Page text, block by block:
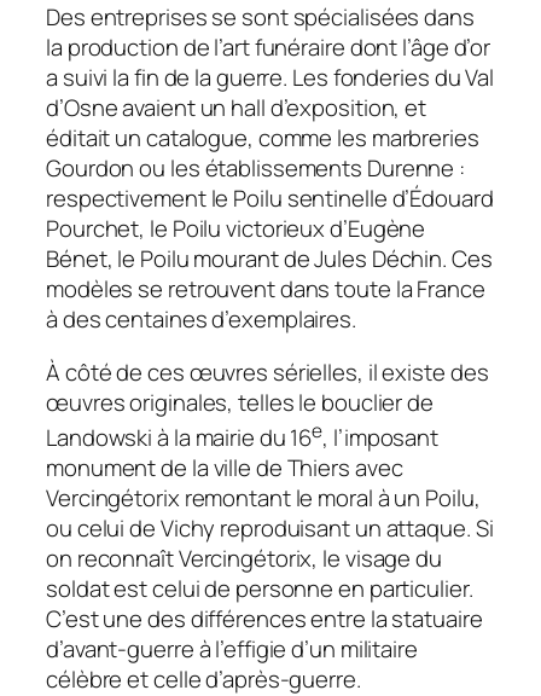
Des entreprises se sont spécialisées dans
la production de l’art funéraire dont l’âge d’or
a suivi la fin de la guerre. Les fonderies du Val
d’Osne avaient un hall d’exposition, et
éditait un catalogue, comme les marbreries
Gourdon ou les établissements Durenne :
respectivementle Poilu sentinelled’Édouard
Pourchet, le Poilu victorieuxd’Eugène
Bénet, le Poilu mourantde Jules Déchin. Ces
modèles se retrouvent dans toute la France
à des centaines d’exemplaires.
À côté de ces œuvres sérielles, il existe des
œuvres originales, telles le bouclier de
Landowski à la mairie du 16e, l’imposant
monument de la ville de Thiers avec
Vercingétorix remontant le moral à un Poilu,
ou celui de Vichy reproduisant un attaque. Si
on reconnaît Vercingétorix, le visage du
soldat est celui de personne en particulier.
C’est une des différences entre la statuaire
d’avant-guerre à l’effigie d’un militaire
célèbre et celle d’après-guerre.